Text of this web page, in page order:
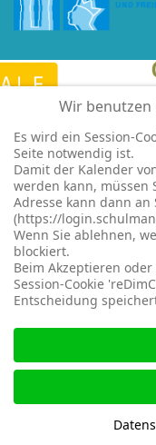
Wir benutzen
Es wird ein Session-
Seite notwendig ist.
Damit der Kalender
werden kann, müssen
Adresse kann dann
(https://
Wenn Sie ablehnen,
blockiert.
Beim Akzeptieren
Session-Cookie
Entscheidung